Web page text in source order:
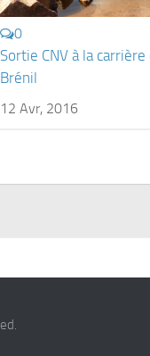
0
Sortie CNV à la
Brénil
12 Avr, 2016